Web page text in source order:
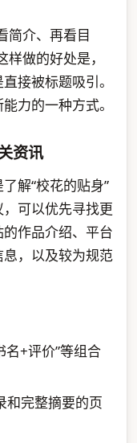
简介、再看目
做的好处是，
接被标题吸引。
力的一种方式。
资讯
解“校花的贴身”
可以优先寻找更
作品介绍、平台
，以及较为规范
名+评价”等组合
和完整摘要的页